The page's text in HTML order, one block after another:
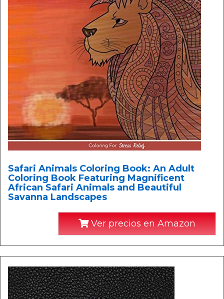
Safari Animals Coloring Book: An Adult
Coloring Book Featuring Magnificent
African Safari Animals and Beautiful
Savanna Landscapes
Ver precios en Amazon